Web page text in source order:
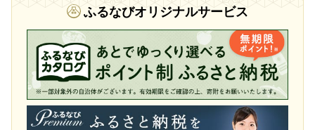
令和8年6月火災 災害支援
令和8年5・6月台風・豪雨 災害支援
令和8年4月火災 災害支援
令和8年1月豪雪 災害支援
令和7年11月火災 災害支援
ふるなびオリジナルサービス